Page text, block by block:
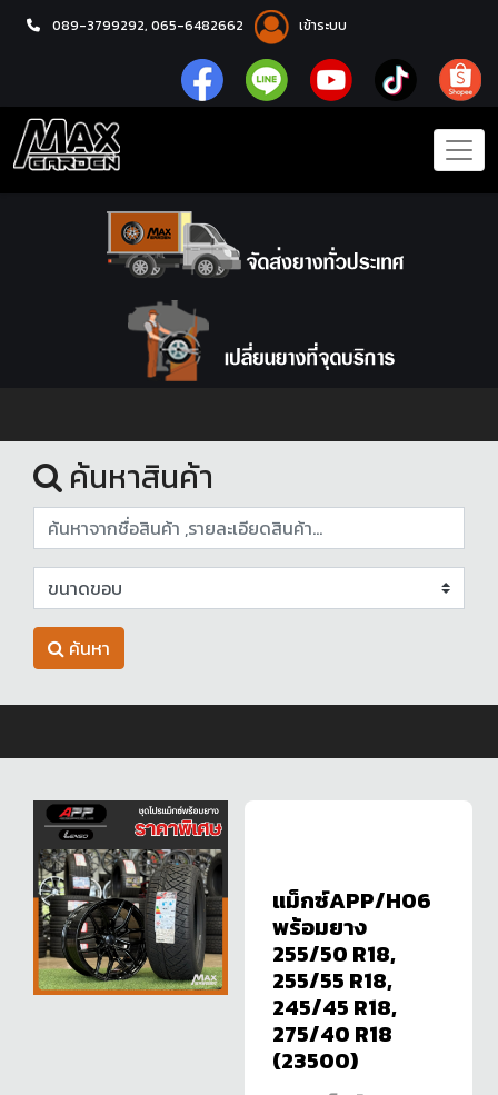
089-3799292, 065-6482662 เข้าระบบ
หน้าแรก
ค้นหาสินค้า
ค้นหา
แม็กซ์APP/H06
พร้อมยาง
255/50 R18,
255/55 R18,
245/45 R18,
275/40 R18
(23500)